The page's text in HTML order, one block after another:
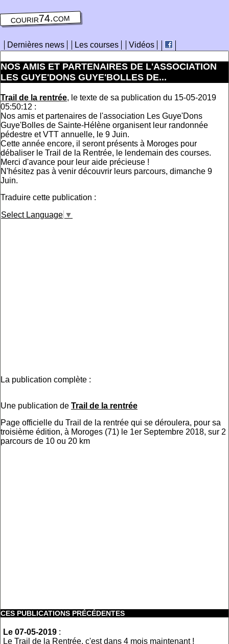
courir74.com
Dernières news Les courses Vidéos
NOS AMIS ET PARTENAIRES DE L'ASSOCIATION
LES GUYE'DONS GUYE'BOLLES DE...
Trail de la rentrée, le texte de sa publication du 15-05-2019
05:50:12 :
Nos amis et partenaires de l'association Les Guye'Dons
Guye'Bolles de Sainte-Hélène organisent leur randonnée
pédestre et VTT annuelle, le 9 Juin.
Cette année encore, il seront présents à Moroges pour
débaliser le Trail de la Rentrée, le lendemain des courses.
Merci d'avance pour leur aide précieuse !
N'hésitez pas à venir découvrir leurs parcours, dimanche 9
Juin.
Traduire cette publication :
Select Language ▼
La publication complète :
Une publication de Trail de la rentrée
Page officielle du Trail de la rentrée qui se déroulera, pour sa
troisième édition, à Moroges (71) le 1er Septembre 2018, sur 2
parcours de 10 ou 20 km
CES PUBLICATIONS PRÉCÉDENTES
Le 07-05-2019 :
Le Trail de la Rentrée, c'est dans 4 mois maintenant !